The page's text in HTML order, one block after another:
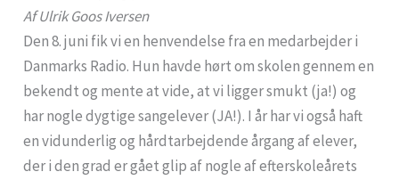
Af Ulrik Goos Iversen
Den 8. juni fik vi en henvendelse fra en medarbejder i
Danmarks Radio. Hun havde hørt om skolen gennem en
bekendt og mente at vide, at vi ligger smukt (ja!) og
har nogle dygtige sangelever (JA!). I år har vi også haft
en vidunderlig og hårdtarbejdende årgang af elever,
der i den grad er gået glip af nogle af efterskoleårets